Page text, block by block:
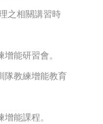
之相關講習時
能研習會。
隊教練增能教育
能課程。